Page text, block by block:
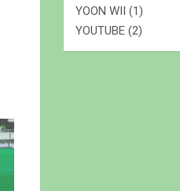
YOON WII (1)
YOUTUBE (2)